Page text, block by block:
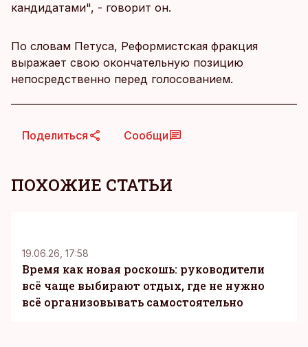
кандидатами", - говорит он.
По словам Петуса, Реформистская фракция
выражает свою окончательную позицию
непосредственно перед голосованием.
Поделиться Сообщи
ПОХОЖИЕ СТАТЬИ
19.06.26, 17:58
Время как новая роскошь: руководители
всё чаще выбирают отдых, где не нужно
всё организовывать самостоятельно